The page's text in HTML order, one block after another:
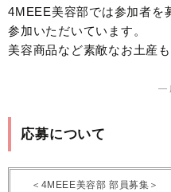
4MEEE美容部では参加者を
参加いただいています。
美容商品など素敵なお土産
―
応募について
＜4MEEE美容部 部員募集＞